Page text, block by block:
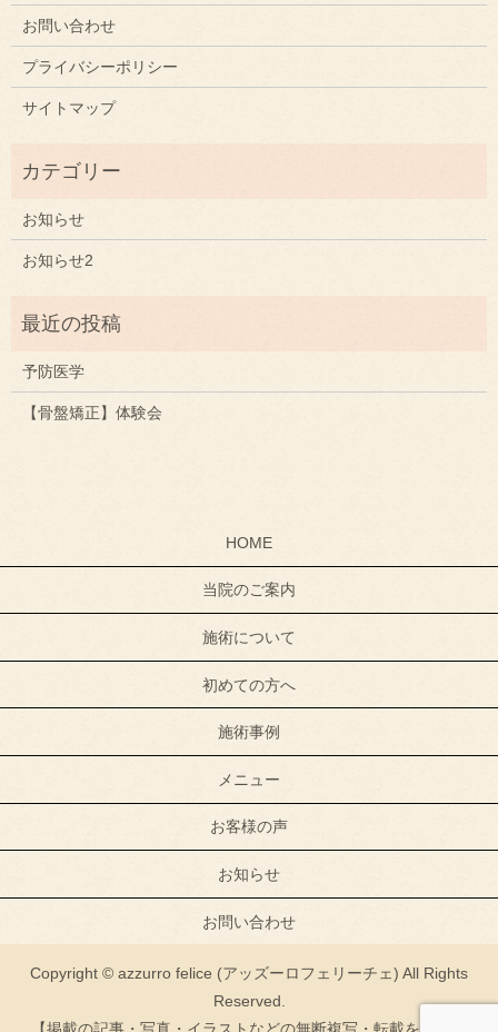
お問い合わせ
プライバシーポリシー
サイトマップ
お知らせ
お知らせ2
予防医学
【骨盤矯正】体験会
HOME
当院のご案内
施術について
初めての方へ
施術事例
メニュー
お客様の声
お知らせ
お問い合わせ
Copyright © azzurro felice (アッズーロフェリーチェ) All Rights
Reserved.